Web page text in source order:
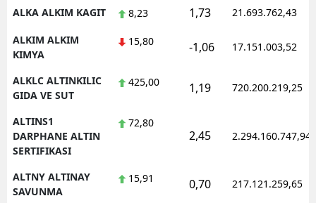
ALKA ALKIM KAGIT 8,23 1,73 21.693.762,43
ALKIM ALKIM
KIMYA
15,80 -1,06 17.151.003,52
ALKLC ALTINKILIC
GIDA VE SUT
425,00 1,19 720.200.219,25
ALTINS1
DARPHANE ALTIN
SERTIFIKASI
72,80
2,45 2.294.160.747,94
ALTNY ALTINAY
SAVUNMA
15,91 0,70 217.121.259,65